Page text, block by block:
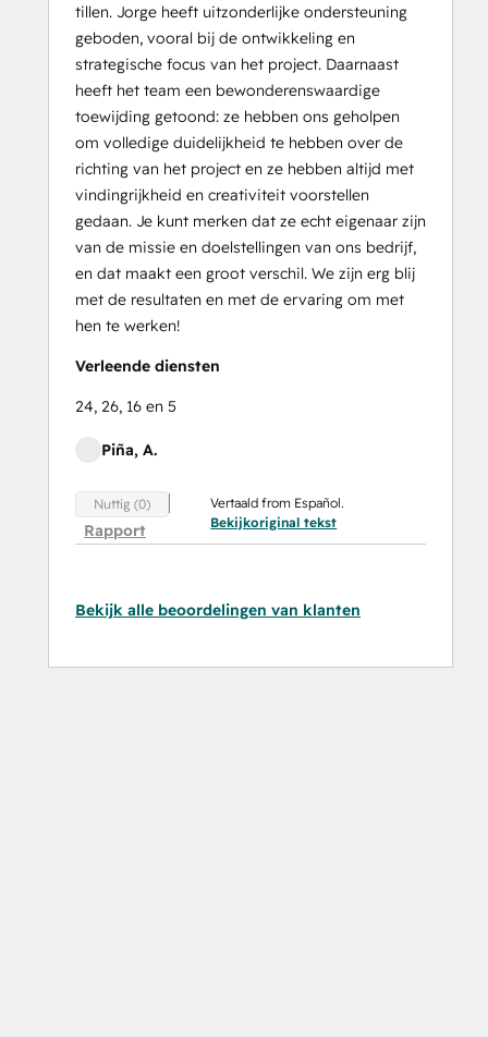
tillen. Jorge heeft uitzonderlijke ondersteuning
geboden, vooral bij de ontwikkeling en
strategische focus van het project. Daarnaast
heeft het team een bewonderenswaardige
toewijding getoond: ze hebben ons geholpen
om volledige duidelijkheid te hebben over de
richting van het project en ze hebben altijd met
vindingrijkheid en creativiteit voorstellen
gedaan. Je kunt merken dat ze echt eigenaar zijn
van de missie en doelstellingen van ons bedrijf,
en dat maakt een groot verschil. We zijn erg blij
met de resultaten en met de ervaring om met
hen te werken!
Verleende diensten
24, 26, 16 en 5
Piña, A.
Nuttig (0)
Rapport
Vertaald from Español.
Bekijkoriginal tekst
Bekijk alle beoordelingen van klanten